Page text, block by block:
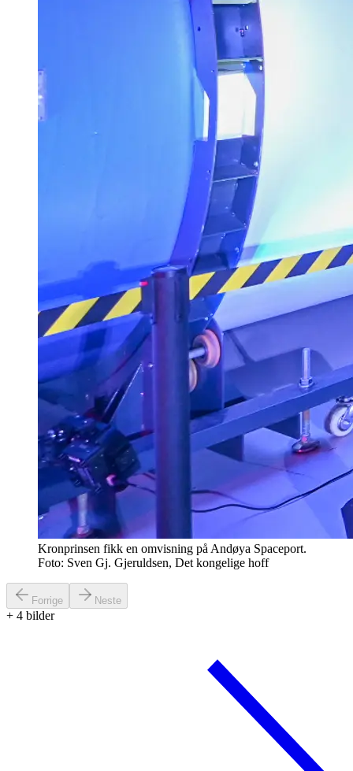
Kronprinsen fikk en omvisning på Andøya Spaceport.
Foto: Sven Gj. Gjeruldsen, Det kongelige hoff
Forrige Neste
+ 4 bilder